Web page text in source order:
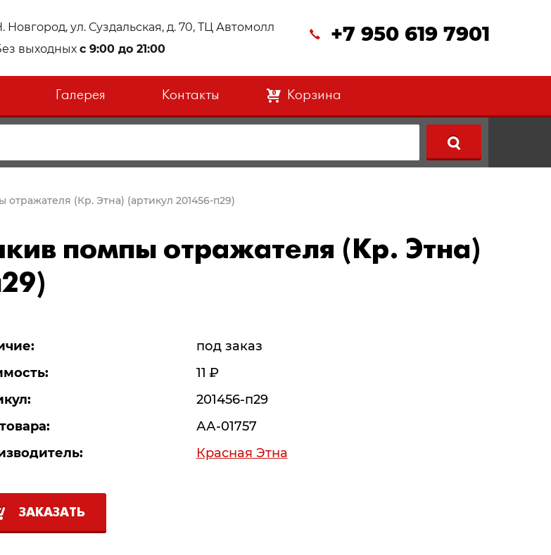
Новгород, ул. Суздальская, д. 70, ТЦ Автомолл
выходных с 9:00 до 21:00
+7 950 619 7901
Галерея Контакты 0 Корзина
(Кр. Этна) (артикул 201456-п29)
помпы отражателя (Кр. Этна)
под заказ
11 Р
201456-п29
АА-01757
Красная Этна
ЗАКАЗАТЬ